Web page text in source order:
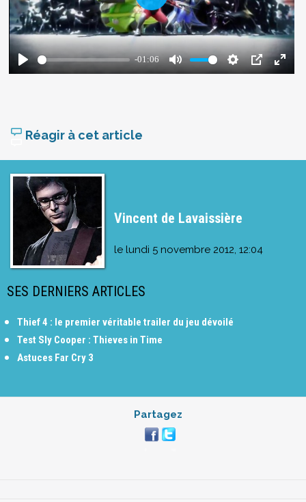
Réagir à cet article
Vincent de Lavaissière
le lundi 5 novembre 2012, 12:04
SES DERNIERS ARTICLES
Thief 4 : le premier véritable trailer du jeu dévoilé
Test Sly Cooper : Thieves in Time
Astuces Far Cry 3
Partagez